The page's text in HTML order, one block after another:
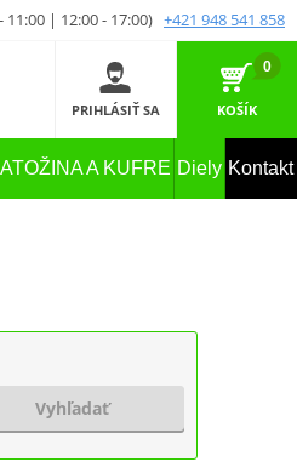
11:00 | 12:00 - 17:00) +421 948 541 858
PRIHLÁSIŤ SA
0
KOŠÍK
A KUFRE Diely Kontakt
Vyhľadať